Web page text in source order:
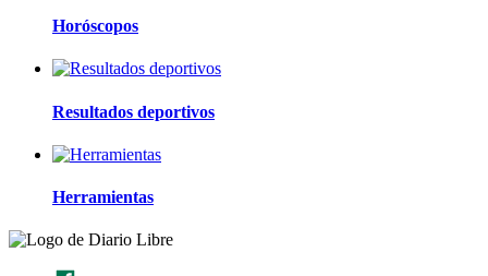
Horóscopos
Resultados deportivos
Herramientas